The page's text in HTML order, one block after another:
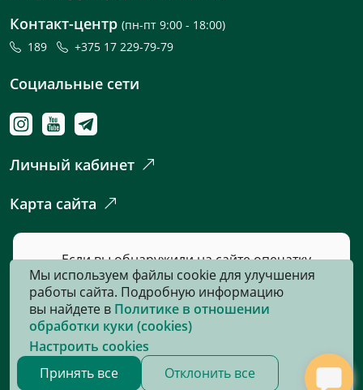
Контакт-центр (пн-пт 9:00 - 18:00)
189
+375 17 229-79-79
Социальные сети
Личный кабинет
Карта сайта
Если вы обнаружили на сайте опечатку
или неточность, пожалуйста, нажмите
сюдаи сообщите нам об этом.
© 2026, Все права защищены
Сайт разработан:«Информационно-издательский центр по
Мы используем файлы cookie для улучшения
работы сайта. Подробную информацию
вы найдете в Политике в отношении
обработки куки (cookies)
Настроить cookies
Принять все
Отклонить все